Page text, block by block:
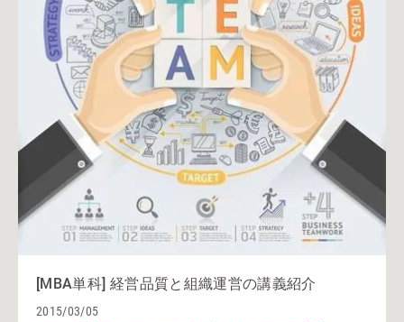
[MBA単科] 経営品質と組織運営の講義紹介
2015/03/05